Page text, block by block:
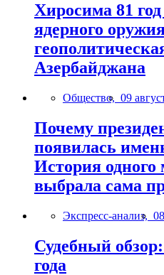
Хиросима 81
ядерного
Азербайджана
Общество, 09
Почему
появилась
История одного
выбрала сама
Экспресс-анализ,
Судебный
года